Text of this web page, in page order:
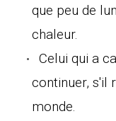
que peu de
chaleur.
Celui qui a
continuer, s'il
monde.